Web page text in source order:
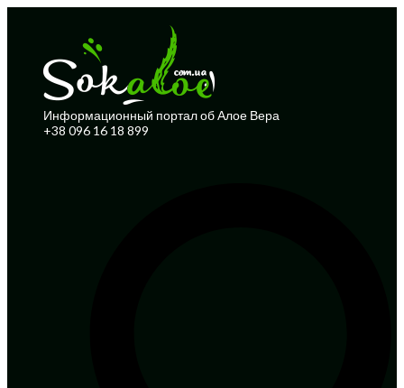
Информационный портал об Алое Вера
+38 096 16 18 899